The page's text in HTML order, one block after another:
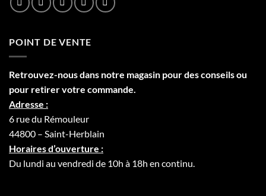
POINT DE VENTE
Retrouvez-nous dans notre magasin pour des conseils ou
pour retirer votre commande.
Adresse :
6 rue du Rémouleur
44800 – Saint-Herblain
Horaires d’ouverture :
Du lundi au vendredi de 10h à 18h en continu.